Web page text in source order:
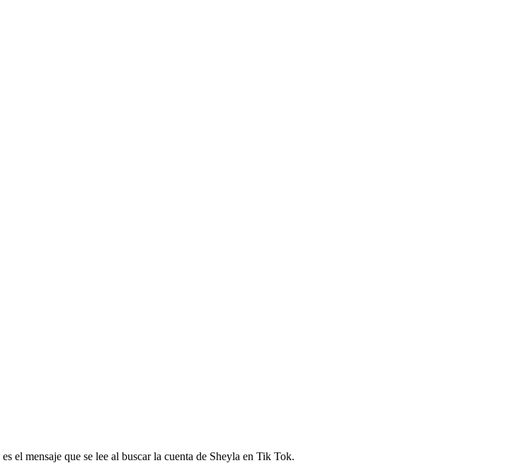
es el mensaje que se lee al buscar la cuenta de Sheyla en Tik Tok.